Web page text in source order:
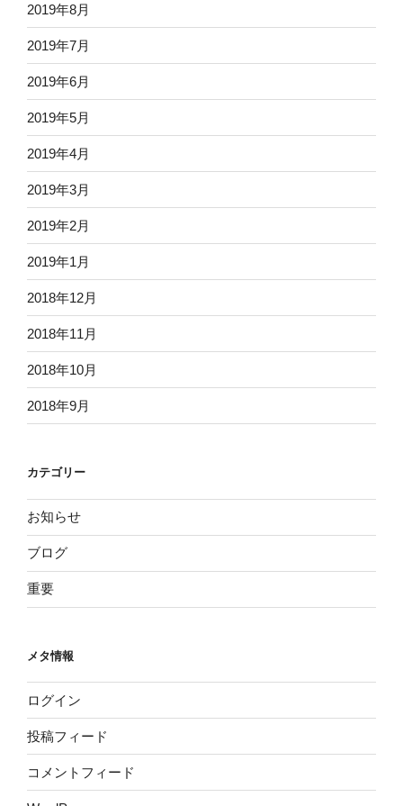
2019年8月
2019年7月
2019年6月
2019年5月
2019年4月
2019年3月
2019年2月
2019年1月
2018年12月
2018年11月
2018年10月
2018年9月
カテゴリー
お知らせ
ブログ
重要
メタ情報
ログイン
投稿フィード
コメントフィード